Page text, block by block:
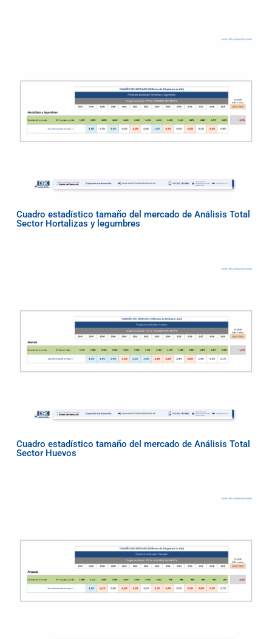
Cuadro estadístico tamaño del mercado de Análisis Total
Sector Hortalizas y legumbres
Cuadro estadístico tamaño del mercado de Análisis Total
Sector Huevos